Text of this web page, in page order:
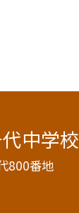
中学校
800番地